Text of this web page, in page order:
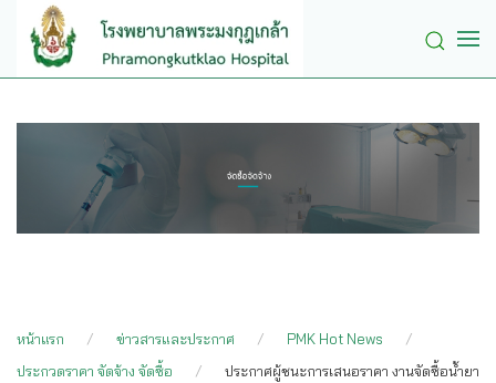
Skip to main content
หน้าแรก ข่าวสารและประกาศ
PMK Hot News
ประกวดราคา จัดจ้าง จัดซื้อ
ประกาศผู้ชนะการเสนอราคา งานจัดซื้อน้ำยา